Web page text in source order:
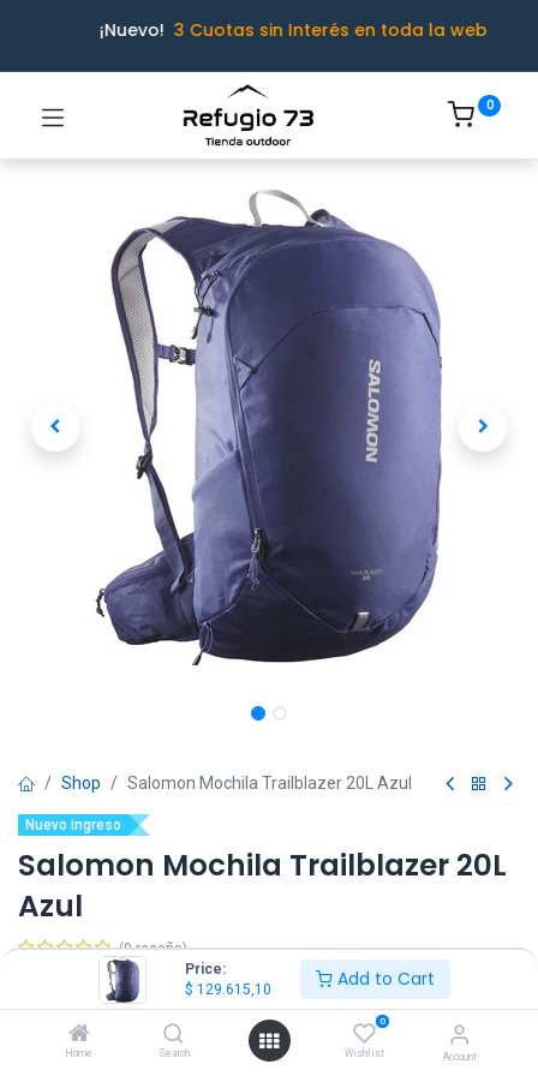
Price:
$ 129.615,10 Add to Cart
Home Search
0
Wishlist Account
¡Nuevo! 3 Cuotas sin Interés en toda la web
0
Shop Salomon Mochila Trailblazer 20L Azul
Nuevo ingreso
Salomon Mochila Trailblazer 20L
Azul
(0 reseña)
129.615,10 IVA Incluido